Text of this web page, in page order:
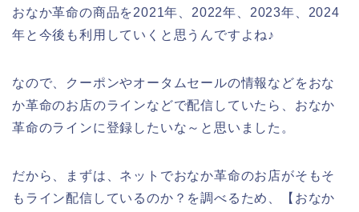
おなか革命の商品を2021年、2022年、2023年、2024
年と今後も利用していくと思うんですよね♪
なので、クーポンやオータムセールの情報などをおな
か革命のお店のラインなどで配信していたら、おなか
革命のラインに登録したいな～と思いました。
だから、まずは、ネットでおなか革命のお店がそもそ
もライン配信しているのか？を調べるため、【おなか